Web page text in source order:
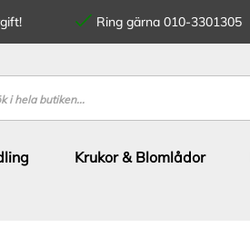
Ring gärna 010-3301305
Krukor & Blomlådor